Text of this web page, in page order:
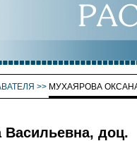
>> МУХАЯРОВА
Васильевна, доц.